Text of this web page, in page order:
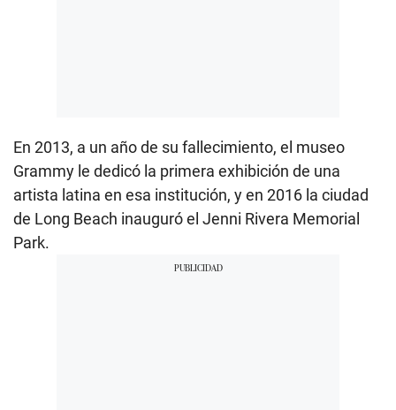
En 2013, a un año de su fallecimiento, el museo
Grammy le dedicó la primera exhibición de una
artista latina en esa institución, y en 2016 la ciudad
de Long Beach inauguró el Jenni Rivera Memorial
Park.